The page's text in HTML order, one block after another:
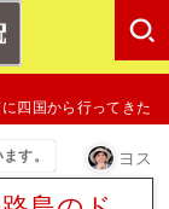
四国から行ってきた
す。 ヨス